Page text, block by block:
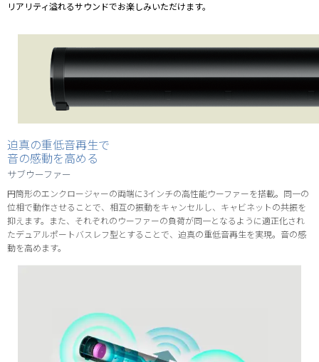
リアリティ溢れるサウンドでお楽しみいただけます。
迫真の重低音再生で
音の感動を高める
サブウーファー
円筒形のエンクロージャーの両端に3インチの高性能ウーファーを搭載。同一の
位相で動作させることで、相互の振動をキャンセルし、キャビネットの共振を
抑えます。また、それぞれのウーファーの負荷が同一となるように適正化され
たデュアルポートバスレフ型とすることで、迫真の重低音再生を実現。音の感
動を高めます。